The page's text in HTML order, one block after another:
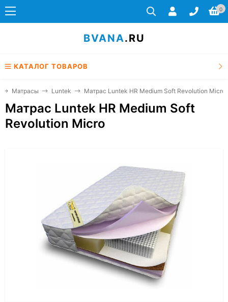
0
BVANA.RU
КАТАЛОГ ТОВАРОВ
Матрасы Luntek Матрас Luntek HR Medium Soft Revolution Micro
Матрас Luntek HR Medium Soft
Revolution Micro